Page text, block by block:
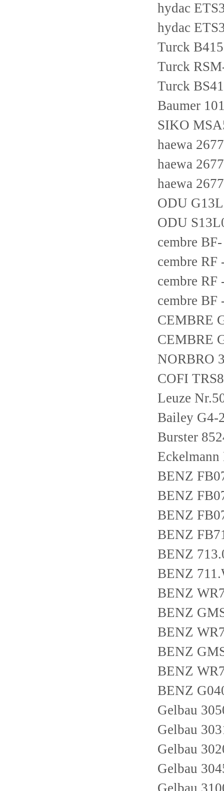
hydac
hydac
Turck
Turck
Turck
Baumer
SIKO
haewa
haewa
haewa
ODU
ODU
cembre
cembre RF
cembre RF
cembre BF
CEMBRE
CEMBRE
NORBRO
COFI
Leuze
Bailey G4-
Burster
BENZ
BENZ
BENZ
BENZ
BENZ
BENZ
BENZ
BENZ
BENZ
BENZ
BENZ
BENZ
Gelbau
Gelbau
Gelbau
Gelbau
Gelbau